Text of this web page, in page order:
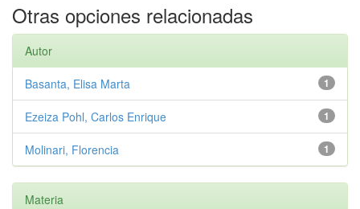
Otras opciones relacionadas
Autor
1
Basanta, Elisa Marta
1
Ezeiza Pohl, Carlos Enrique
1
Molinari, Florencia
Materia